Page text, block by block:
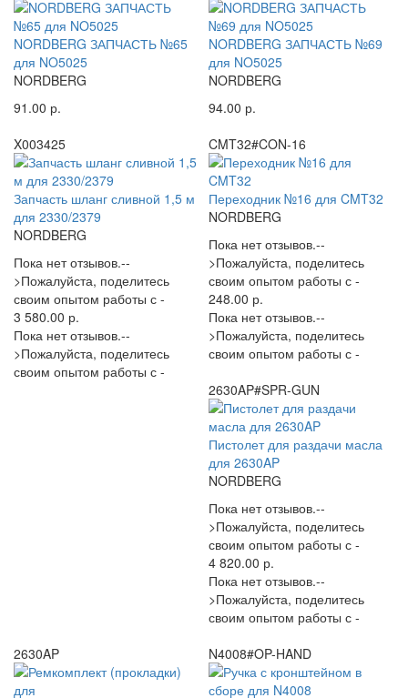
NORDBERG ЗАПЧАСТЬ №65
для NO5025
NORDBERG
91.00 р.
NORDBERG ЗАПЧАСТЬ №69
для NO5025
NORDBERG
94.00 р.
X003425
Запчасть шланг сливной 1,5 м
для 2330/2379
NORDBERG
Пока нет отзывов.--
>Пожалуйста, поделитесь
своим опытом работы с -
3 580.00 р.
Пока нет отзывов.--
>Пожалуйста, поделитесь
своим опытом работы с -
CMT32#CON-16
Переходник №16 для CMT32
NORDBERG
Пока нет отзывов.--
>Пожалуйста, поделитесь
своим опытом работы с -
248.00 р.
Пока нет отзывов.--
>Пожалуйста, поделитесь
своим опытом работы с -
2630AP#SPR-GUN
Пистолет для раздачи масла
для 2630AP
NORDBERG
Пока нет отзывов.--
>Пожалуйста, поделитесь
своим опытом работы с -
4 820.00 р.
Пока нет отзывов.--
>Пожалуйста, поделитесь
своим опытом работы с -
2630AP
N4008#OP-HAND